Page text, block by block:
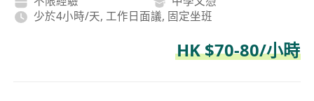
少於4小時/天, 工作日面議, 固定坐班
HK $70-80/小時